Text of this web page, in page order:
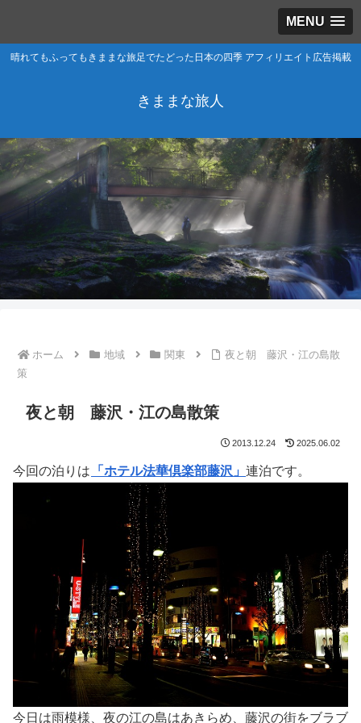
MENU
晴れてもふってもきままな旅足でたどった日本の四季 アフィリエイト広告掲載
きままな旅人
ホーム 地域 関東
夜と朝 藤沢・江の島散
策
夜と朝 藤沢・江の島散策
2013.12.24 2025.06.02
今回の泊りは 「ホテル法華倶楽部藤沢」 連泊です。
今日は雨模様、夜の江の島はあきらめ、藤沢の街をブラブ